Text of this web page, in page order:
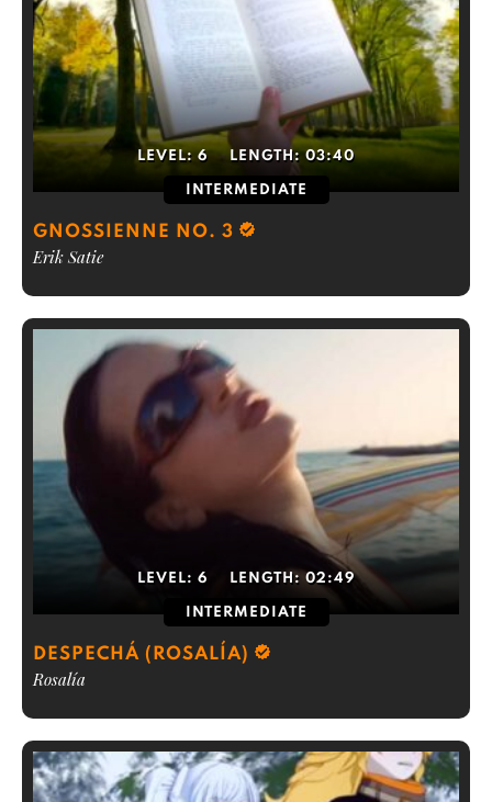
LEVEL: 6 LENGTH: 03:40
INTERMEDIATE
GNOSSIENNE NO. 3
Erik Satie
LEVEL: 6 LENGTH: 02:49
INTERMEDIATE
DESPECHÁ (ROSALÍA)
Rosalía